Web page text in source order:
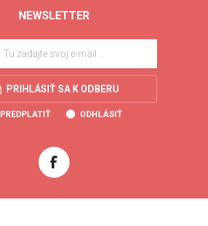
NEWSLETTER
PRIHLÁSIŤ SA K ODBERU
PREDPLATIŤ ODHLÁSIŤ